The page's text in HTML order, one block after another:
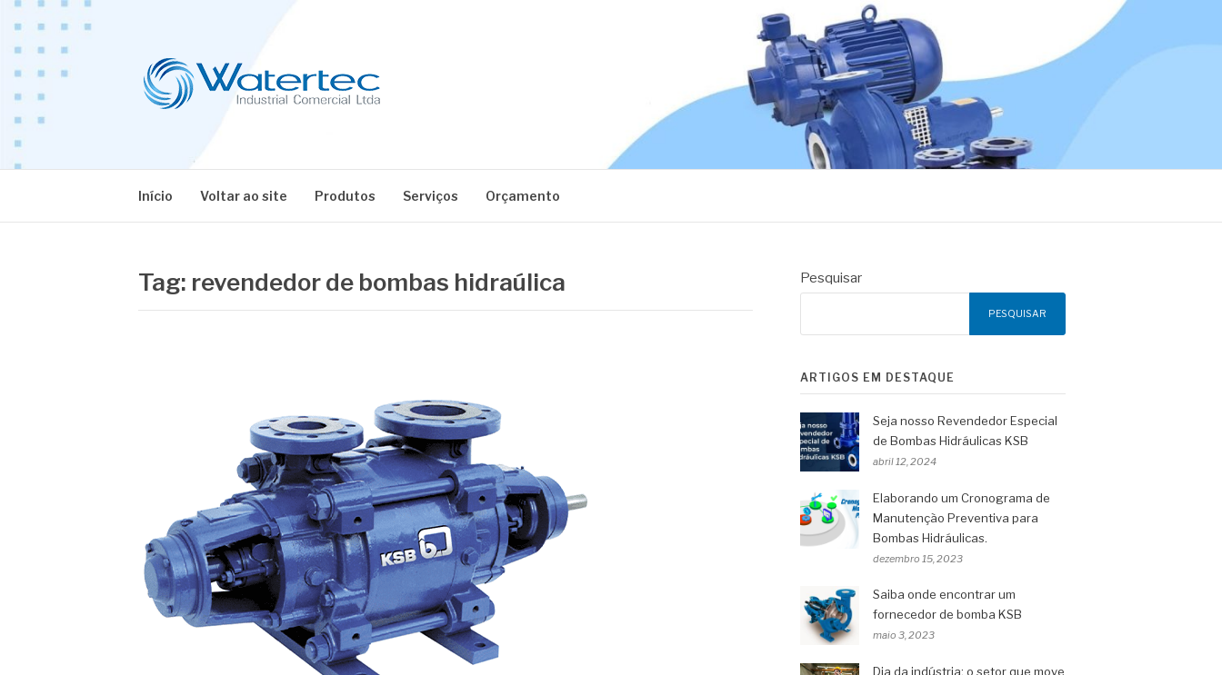
Pular
para
conteúdo
Início Voltar ao site Produtos Serviços Orçamento
Tag: revendedor de bombas hidraúlica Pesquisar
PESQUISAR
ARTIGOS EM DESTAQUE
Seja nosso Revendedor Especial
de Bombas Hidráulicas KSB
abril 12, 2024
Elaborando um Cronograma de
Manutenção Preventiva para
Bombas Hidráulicas.
dezembro 15, 2023
Saiba onde encontrar um
fornecedor de bomba KSB
maio 3, 2023
Dia da indústria: o setor que move